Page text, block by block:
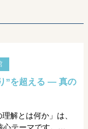
”を超える — 真の
解とは何か」は、
テーマです。